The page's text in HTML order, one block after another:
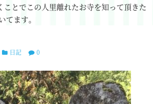
ことでこの人里離れたお寺を知って頂きた
てます。
日記 0